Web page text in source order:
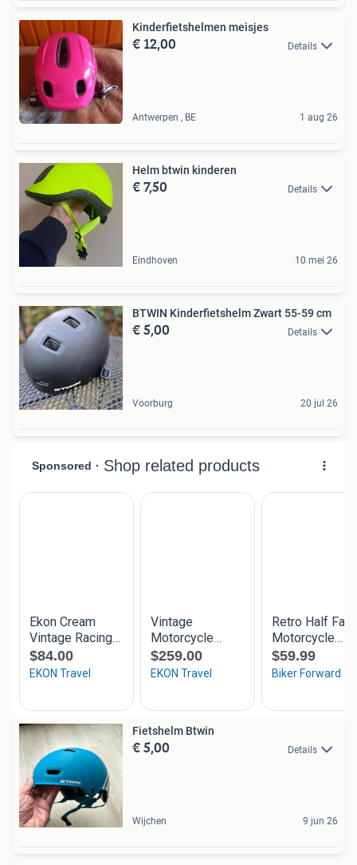
Kinderfietshelmen meisjes
€ 12,00 Details
Antwerpen , BE 1 aug 26
Helm btwin kinderen
€ 7,50 Details
Eindhoven 10 mei 26
BTWIN Kinderfietshelm Zwart 55-59 cm
€ 5,00 Details
Voorburg 20 jul 26
Fietshelm Btwin
€ 5,00 Details
Wijchen 9 jun 26